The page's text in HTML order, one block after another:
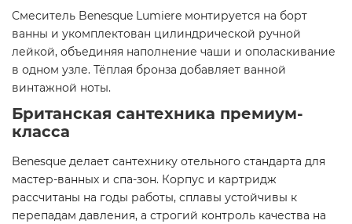
Смеситель Benesque Lumiere монтируется на борт
ванны и укомплектован цилиндрической ручной
лейкой, объединяя наполнение чаши и ополаскивание
в одном узле. Тёплая бронза добавляет ванной
винтажной ноты.
Британская сантехника премиум-
класса
Benesque делает сантехнику отельного стандарта для
мастер-ванных и спа-зон. Корпус и картридж
рассчитаны на годы работы, сплавы устойчивы к
перепадам давления, а строгий контроль качества на